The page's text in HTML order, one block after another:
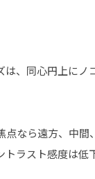
は、同心円上に
点なら遠方、中
ラスト感度は低